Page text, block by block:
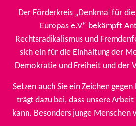
Der Förderkreis „Denkmal für
Europas e.V.“ bekämpft
Rechtsradikalismus und
sich ein für die Einhaltung der
Demokratie und Freiheit und der
Setzen auch Sie ein Zeichen gegen
trägt dazu bei, dass unsere
kann. Besonders junge Menschen